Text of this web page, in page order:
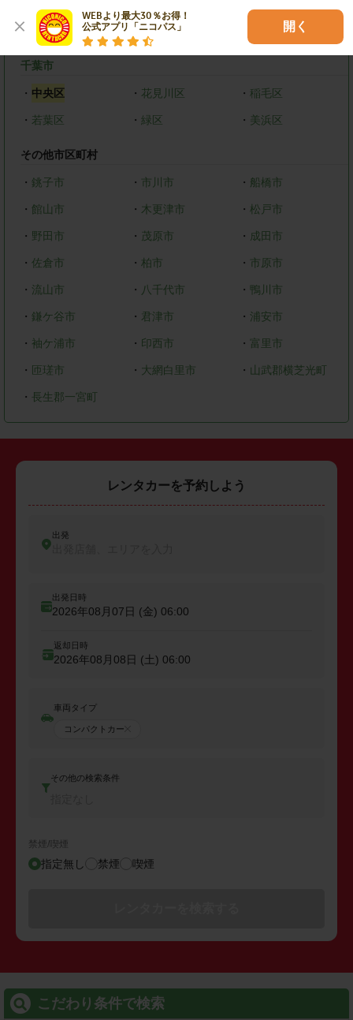
WEBより最大30％お得！
公式アプリ「ニコパス」
開く
千葉県
千葉市
・ 中央区 ・ 花見川区 ・稲毛区
・ 若葉区 ・ 緑区 ・ 美浜区
その他市区町村
・ 銚子市 ・ 市川市 ・ 船橋市
・ 館山市 ・ 木更津市 ・松戸市
・ 野田市 ・ 茂原市 ・ 成田市
・ 佐倉市 ・ 柏市 ・ 市原市
・ 流山市 ・ 八千代市 ・ 鴨川市
・ 鎌ケ谷市 ・ 君津市 ・ 浦安市
・ 袖ケ浦市 ・ 印西市 ・ 富里市
・ 匝瑳市 ・ 大網白里市 ・ 山武郡横芝光町
・ 長生郡一宮町
レンタカーを予約しよう
出発
出発日時
2026年08月07日 (金) 06:00
返却日時
2026年08月08日 (土) 06:00
車両タイプ
コンパクトカー
その他の検索条件
禁煙/喫煙
指定無し 禁煙 喫煙
こだわり条件で検索